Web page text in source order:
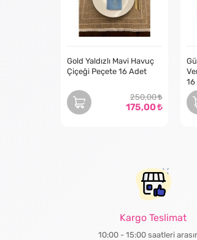
Gold Yaldızlı Mavi Havuç
Çiçeği Peçete 16 Adet
250,00
175,00
Kargo Teslimat
10:00 - 15:00 saatleri